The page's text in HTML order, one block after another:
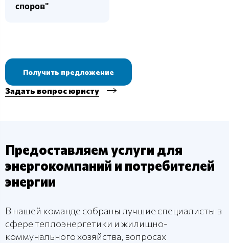
споров"
Получить предложение
Задать вопрос юристу
Предоставляем услуги для
энергокомпаний и потребителей
энергии
В нашей команде собраны лучшие специалисты в
сфере теплоэнергетики и жилищно-
коммунального хозяйства, вопросах